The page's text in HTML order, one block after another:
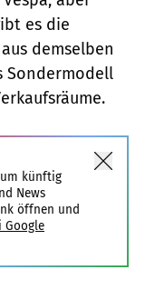
es die
demselben
Sondermodell
um künftig
News
öffnen und
Google